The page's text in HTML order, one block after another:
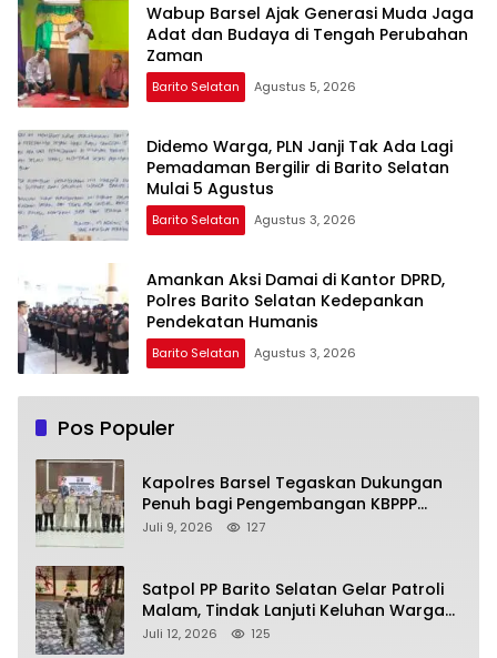
Wabup Barsel Ajak Generasi Muda Jaga
Adat dan Budaya di Tengah Perubahan
Zaman
Barito Selatan Agustus 5, 2026
Didemo Warga, PLN Janji Tak Ada Lagi
Pemadaman Bergilir di Barito Selatan
Mulai 5 Agustus
Barito Selatan Agustus 3, 2026
Amankan Aksi Damai di Kantor DPRD,
Polres Barito Selatan Kedepankan
Pendekatan Humanis
Barito Selatan Agustus 3, 2026
Pos Populer
Kapolres Barsel Tegaskan Dukungan
Penuh bagi Pengembangan KBPPP
Kalimantan Tengah
Juli 9, 2026 127
Satpol PP Barito Selatan Gelar Patroli
Malam, Tindak Lanjuti Keluhan Warga
soal Balap Liar dan Remaja Nongkrong
Juli 12, 2026 125